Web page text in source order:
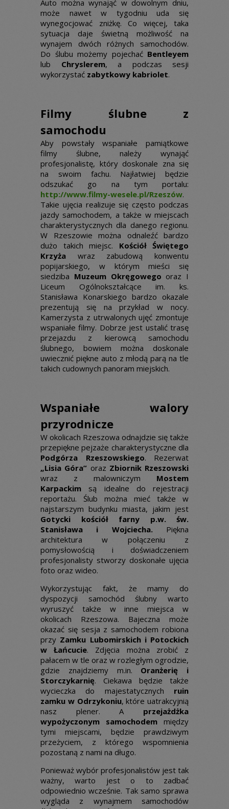
Auto można wynająć w dowolnym dniu,
może nawet w tygodniu uda się
wynegocjować zniżkę. Co więcej, taka
sytuacja daje świetną możliwość na
wynajem dwóch różnych samochodów.
Do ślubu możemy pojechać Bentleyem
lub Chryslerem, a podczas sesji
wykorzystać zabytkowy kabriolet.
Filmy ślubne z
samochodu
Aby powstały wspaniałe pamiątkowe
filmy ślubne, należy wynająć
profesjonalistę, który doskonale zna się
na swoim fachu. Najłatwiej będzie
odszukać go na tym portalu:
http://www.filmy-wesele.pl/Rzeszów.
Takie ujęcia realizuje się często podczas
jazdy samochodem, a także w miejscach
charakterystycznych dla danego regionu.
W Rzeszowie można odnaleźć bardzo
dużo takich miejsc. Kościół Świętego
Krzyża wraz zabudową konwentu
popijarskiego, w którym mieści się
siedziba Muzeum Okręgowego oraz I
Liceum Ogólnokształcące im. ks.
Stanisława Konarskiego bardzo okazale
prezentują się na przykład w nocy.
Kamerzysta z utrwalonych ujęć zmontuje
wspaniałe filmy. Dobrze jest ustalić trasę
przejazdu z kierowcą samochodu
ślubnego, bowiem można doskonale
uwiecznić piękne auto z młodą parą na tle
takich cudownych panoram miejskich.
Wspaniałe walory
przyrodnicze
W okolicach Rzeszowa odnajdzie się także
przepiękne pejzaże charakterystyczne dla
Podgórza Rzeszowskiego. Rezerwat
„Lisia Góra” oraz Zbiornik Rzeszowski
wraz z malowniczym Mostem
Karpackim są idealne do rejestracji
reportażu. Ślub można mieć także w
najstarszym budynku miasta, jakim jest
Gotycki kościół farny p.w. św.
Stanisława i Wojciecha. Piękna
architektura w połączeniu z
pomysłowością i doświadczeniem
profesjonalisty stworzy doskonałe ujęcia
foto oraz wideo.
Wykorzystując fakt, że mamy do
dyspozycji samochód ślubny warto
wyruszyć także w inne miejsca w
okolicach Rzeszowa. Bajeczna może
okazać się sesja z samochodem robiona
przy Zamku Lubomirskich i Potockich
w Łańcucie. Zdjęcia można zrobić z
pałacem w tle oraz w rozległym ogrodzie,
gdzie znajdziemy m.in. Oranżerię i
Storczykarnię. Ciekawa będzie także
wycieczka do majestatycznych ruin
zamku w Odrzykoniu, które uatrakcyjnią
nasz plener. A przejażdżka
wypożyczonym samochodem między
tymi miejscami, będzie prawdziwym
przeżyciem, z którego wspomnienia
pozostaną z nami na długo.
Ponieważ wybór profesjonalistów jest tak
ważny, warto jest o to zadbać
odpowiednio wcześnie. Tak samo sprawa
wygląda z wynajmem samochodów